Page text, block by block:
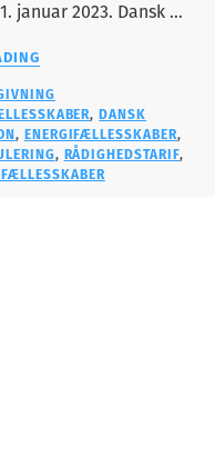
januar 2023. Dansk …
ABOUT
BEKENDTGØRELSE
OM
VE-
EGENFORBRUGERE
, DANSK
, ENERGIFÆLLESSKABER,
, RÅDIGHEDSTARIF,